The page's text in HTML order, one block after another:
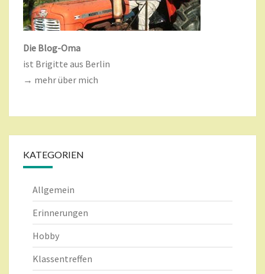
Die Blog-Oma
ist Brigitte aus Berlin
→ mehr über mich
KATEGORIEN
Allgemein
Erinnerungen
Hobby
Klassentreffen